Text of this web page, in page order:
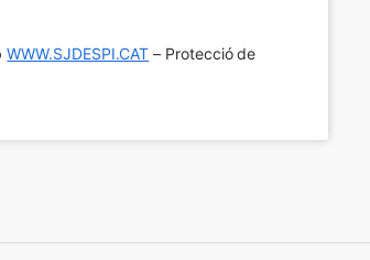
WWW.SJDESPI.CAT – Protecció de